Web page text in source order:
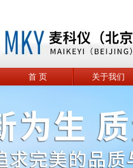
首 页 关于我们